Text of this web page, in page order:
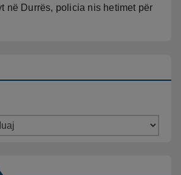
në Durrës, policia nis hetimet për